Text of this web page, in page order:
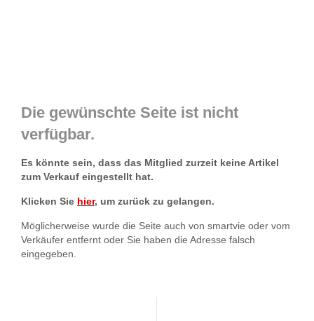
Die gewünschte Seite ist nicht
verfügbar.
Es könnte sein, dass das Mitglied zurzeit keine Artikel
zum Verkauf eingestellt hat.
Klicken Sie hier, um zurück zu gelangen.
Möglicherweise wurde die Seite auch von smartvie oder vom
Verkäufer entfernt oder Sie haben die Adresse falsch
eingegeben.